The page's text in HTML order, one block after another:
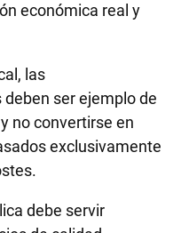
económica real y
las
ser ejemplo de
no convertirse en
exclusivamente
debe servir